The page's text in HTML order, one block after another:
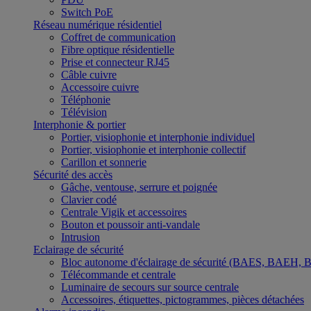
Switch PoE
Réseau numérique résidentiel
Coffret de communication
Fibre optique résidentielle
Prise et connecteur RJ45
Câble cuivre
Accessoire cuivre
Téléphonie
Télévision
Interphonie & portier
Portier, visiophonie et interphonie individuel
Portier, visiophonie et interphonie collectif
Carillon et sonnerie
Sécurité des accès
Gâche, ventouse, serrure et poignée
Clavier codé
Centrale Vigik et accessoires
Bouton et poussoir anti-vandale
Intrusion
Eclairage de sécurité
Bloc autonome d'éclairage de sécurité (BAES,
Télécommande et centrale
Luminaire de secours sur source centrale
Accessoires, étiquettes, pictogrammes, pièces détachées